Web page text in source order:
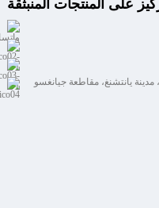
على المنتجات المنبثقة
مدينة يانتشنغ، مقاطعة جيانغسو